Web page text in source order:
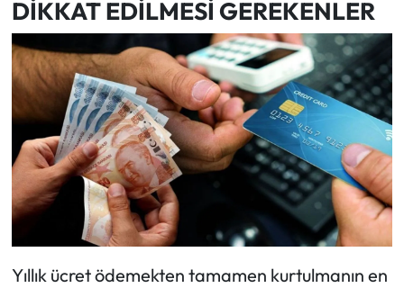
DİKKAT EDİLMESİ GEREKENLER
Yıllık ücret ödemekten tamamen kurtulmanın en